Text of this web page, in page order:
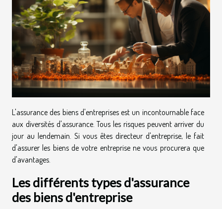
L'assurance des biens d'entreprises est un incontournable face
aux diversités d'assurance. Tous les risques peuvent arriver du
jour au lendemain. Si vous êtes directeur d'entreprise, le fait
d'assurer les biens de votre entreprise ne vous procurera que
d'avantages.
Les différents types d'assurance
des biens d'entreprise